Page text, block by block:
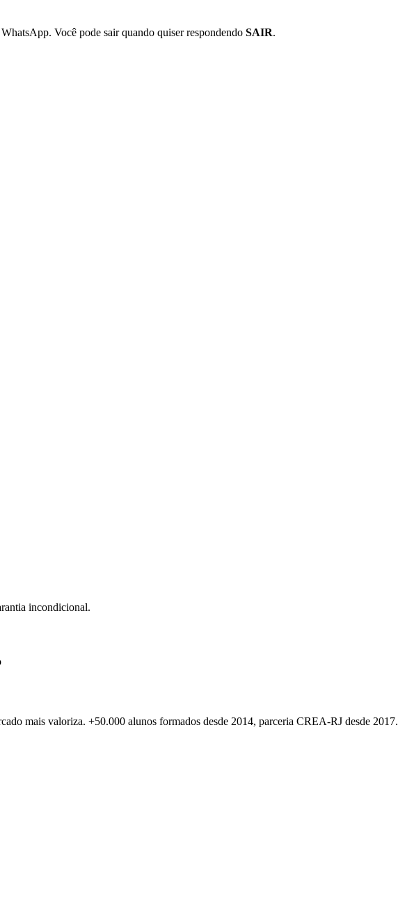
Você pode sair quando quiser respondendo SAIR.
incondicional.
mais valoriza. +50.000 alunos formados desde 2014, parceria CREA-RJ desde 2017.